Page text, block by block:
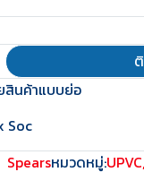
สินค้าแบบย่อ
Soc
Spearsหมวดหมู่:UPVC,